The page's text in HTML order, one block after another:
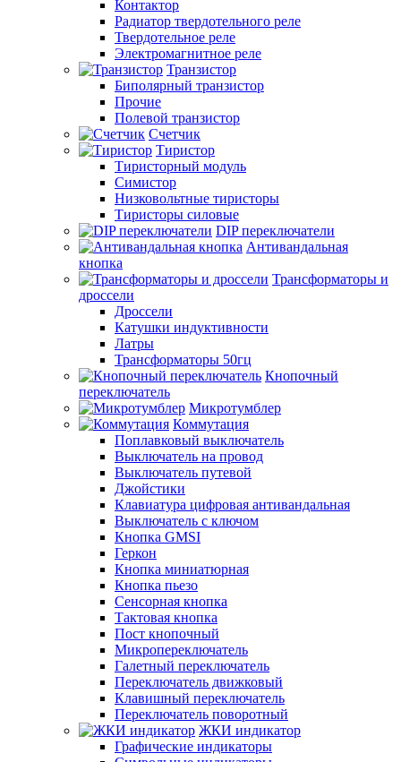
Контактор
Радиатор твердотельного реле
Твердотельное реле
Электромагнитное реле
Транзистор
Биполярный транзистор
Прочие
Полевой транзистор
Счетчик
Тиристор
Тиристорный модуль
Симистор
Низковольтные тиристоры
Тиристоры силовые
DIP переключатели
Антивандальная
кнопка
Трансформаторы и
дроссели
Дроссели
Катушки индуктивности
Латры
Трансформаторы 50гц
Кнопочный
переключатель
Микротумблер
Коммутация
Поплавковый выключатель
Выключатель на провод
Выключатель путевой
Джойстики
Клавиатура цифровая антивандальная
Выключатель с ключом
Кнопка GMSI
Геркон
Кнопка миниатюрная
Кнопка пьезо
Сенсорная кнопка
Тактовая кнопка
Пост кнопочный
Микропереключатель
Галетный переключатель
Переключатель движковый
Клавишный переключатель
Переключатель поворотный
ЖКИ индикатор
Графические индикаторы